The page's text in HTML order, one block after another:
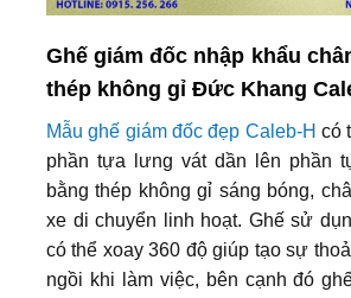
Ghế giám đốc nhập khẩu
thép không gỉ Đức Khang
Mẫu ghế giám đốc đẹp Caleb-H có
phần tựa lưng vát dần lên phần
bằng thép không gỉ sáng bóng,
xe di chuyển linh hoạt. Ghế sử
có thể xoay 360 độ giúp tạo sự
ngồi khi làm việc, bên cạnh đó